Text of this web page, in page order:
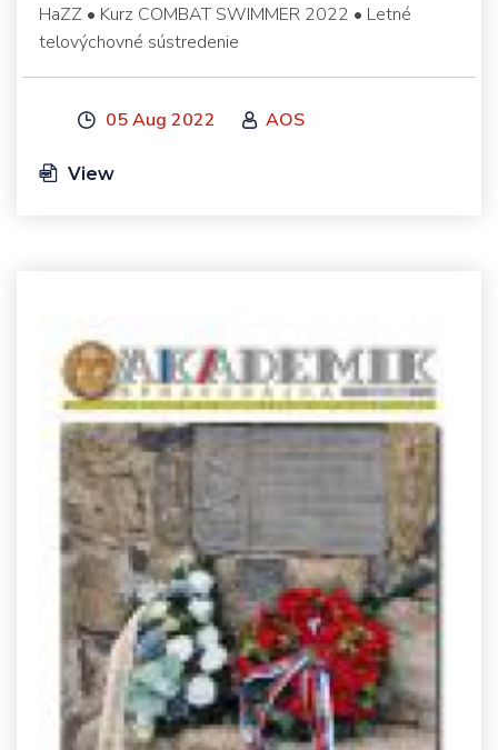
HaZZ • Kurz COMBAT SWIMMER 2022 • Letné
telovýchovné sústredenie
05 Aug 2022 AOS
View